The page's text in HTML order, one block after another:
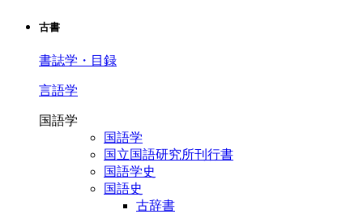
古書
書誌学・目録
言語学
国語学
国語学
国立国語研究所刊行書
国語学史
国語史
古辞書